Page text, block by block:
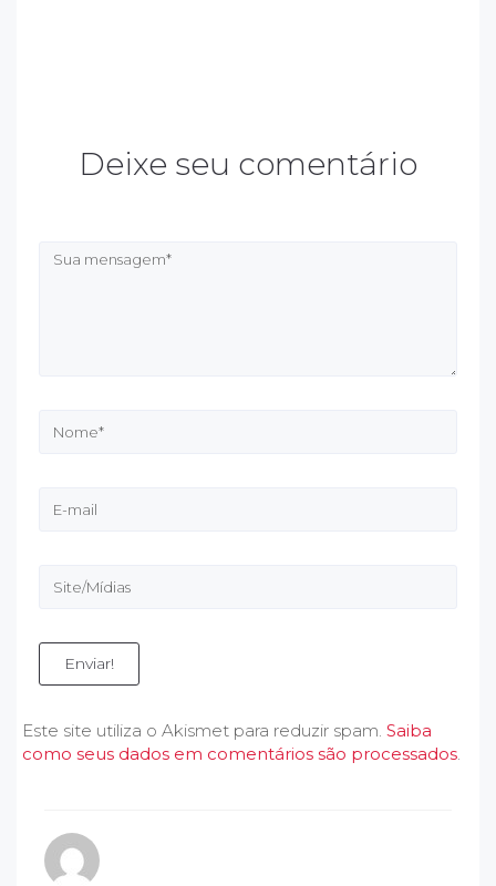
Deixe seu comentário
Enviar!
Este site utiliza o Akismet para reduzir spam. Saiba
como seus dados em comentários são processados